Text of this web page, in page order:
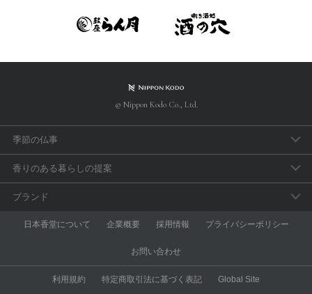
© Nippon Kodo Co., Ltd.
季節の仏事
春のお彼岸
母の日参り
父の日参り
香りのある暮らしの提案
アロマで手軽に「睡眠のセルフケア」
おうち時間の充実に香りを取り入れよう
スポーツアロマ
ブランド
aroma vera
日本香堂について 企業概要 採用情報 プライバシーポリシー
お問い合わせ
利用規約 特定商取引法に基づく表記 Global Site